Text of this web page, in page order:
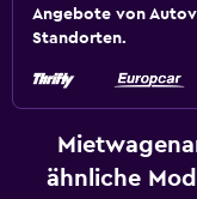
Angebote von
Standorten.
ähnliche